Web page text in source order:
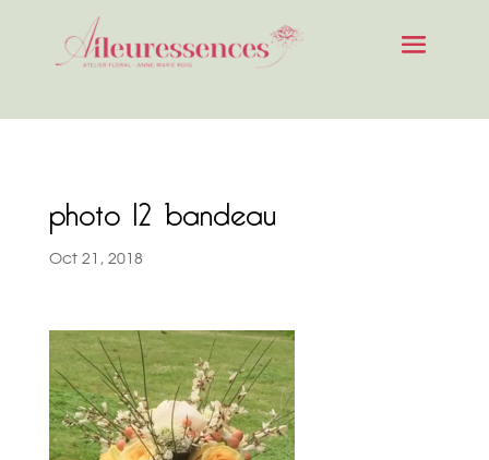
photo 12 bandeau
Oct 21, 2018